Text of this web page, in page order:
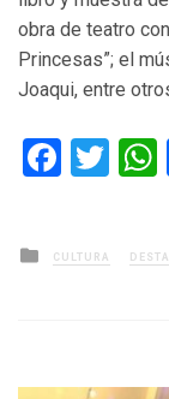
obra de teatro
Princesas”; el
Joaqui, entre
Posted
in
CULTURA